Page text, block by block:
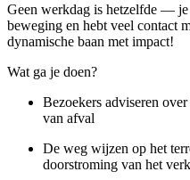
Geen werkdag is hetzelfde —
beweging en hebt veel contact
dynamische baan met impact!
Wat ga je doen?
Bezoekers adviseren
van afval
De weg wijzen op het
doorstroming van het